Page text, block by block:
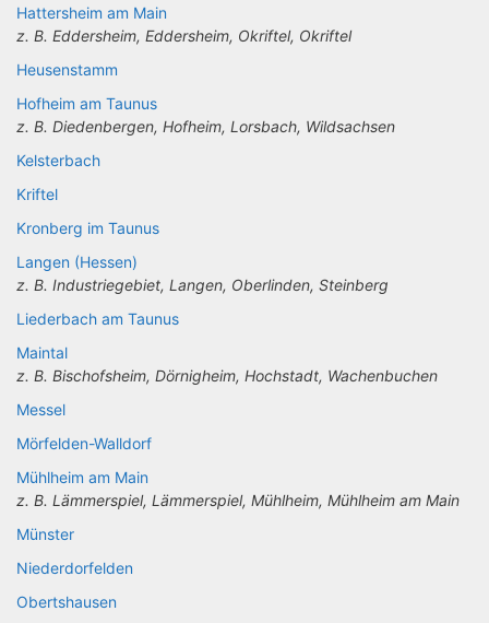
Hattersheim am Main
z. B. Eddersheim, Eddersheim, Okriftel, Okriftel
Heusenstamm
Hofheim am Taunus
z. B. Diedenbergen, Hofheim, Lorsbach, Wildsachsen
Kelsterbach
Kriftel
Kronberg im Taunus
Langen (Hessen)
z. B. Industriegebiet, Langen, Oberlinden, Steinberg
Liederbach am Taunus
Maintal
z. B. Bischofsheim, Dörnigheim, Hochstadt, Wachenbuchen
Messel
Mörfelden-Walldorf
Mühlheim am Main
z. B. Lämmerspiel, Lämmerspiel, Mühlheim, Mühlheim am Main
Münster
Niederdorfelden
Obertshausen